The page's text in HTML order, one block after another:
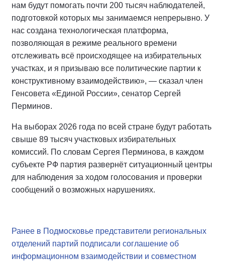
нам будут помогать почти 200 тысяч наблюдателей,
подготовкой которых мы занимаемся непрерывно. У
нас создана технологическая платформа,
позволяющая в режиме реального времени
отслеживать всё происходящее на избирательных
участках, и я призываю все политические партии к
конструктивному взаимодействию», — сказал член
Генсовета «Единой России», сенатор Сергей
Перминов.
На выборах 2026 года по всей стране будут работать
свыше 89 тысяч участковых избирательных
комиссий. По словам Сергея Перминова, в каждом
субъекте РФ партия развернёт ситуационный центры
для наблюдения за ходом голосования и проверки
сообщений о возможных нарушениях.
Ранее в Подмосковье представители региональных
отделений партий подписали соглашение об
информационном взаимодействии и совместном